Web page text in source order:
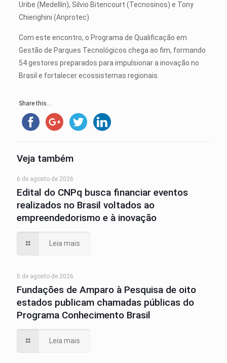
Uribe (Medellín), Silvio Bitencourt (Tecnosinos) e Tony
Chierighini (Anprotec).
Com este encontro, o Programa de Qualificação em
Gestão de Parques Tecnológicos chega ao fim, formando
54 gestores preparados para impulsionar a inovação no
Brasil e fortalecer ecossistemas regionais.
Share this...
Veja também
6 de agosto de 2026
Edital do CNPq busca financiar eventos
realizados no Brasil voltados ao
empreendedorismo e à inovação
Leia mais
5 de agosto de 2026
Fundações de Amparo à Pesquisa de oito
estados publicam chamadas públicas do
Programa Conhecimento Brasil
Leia mais